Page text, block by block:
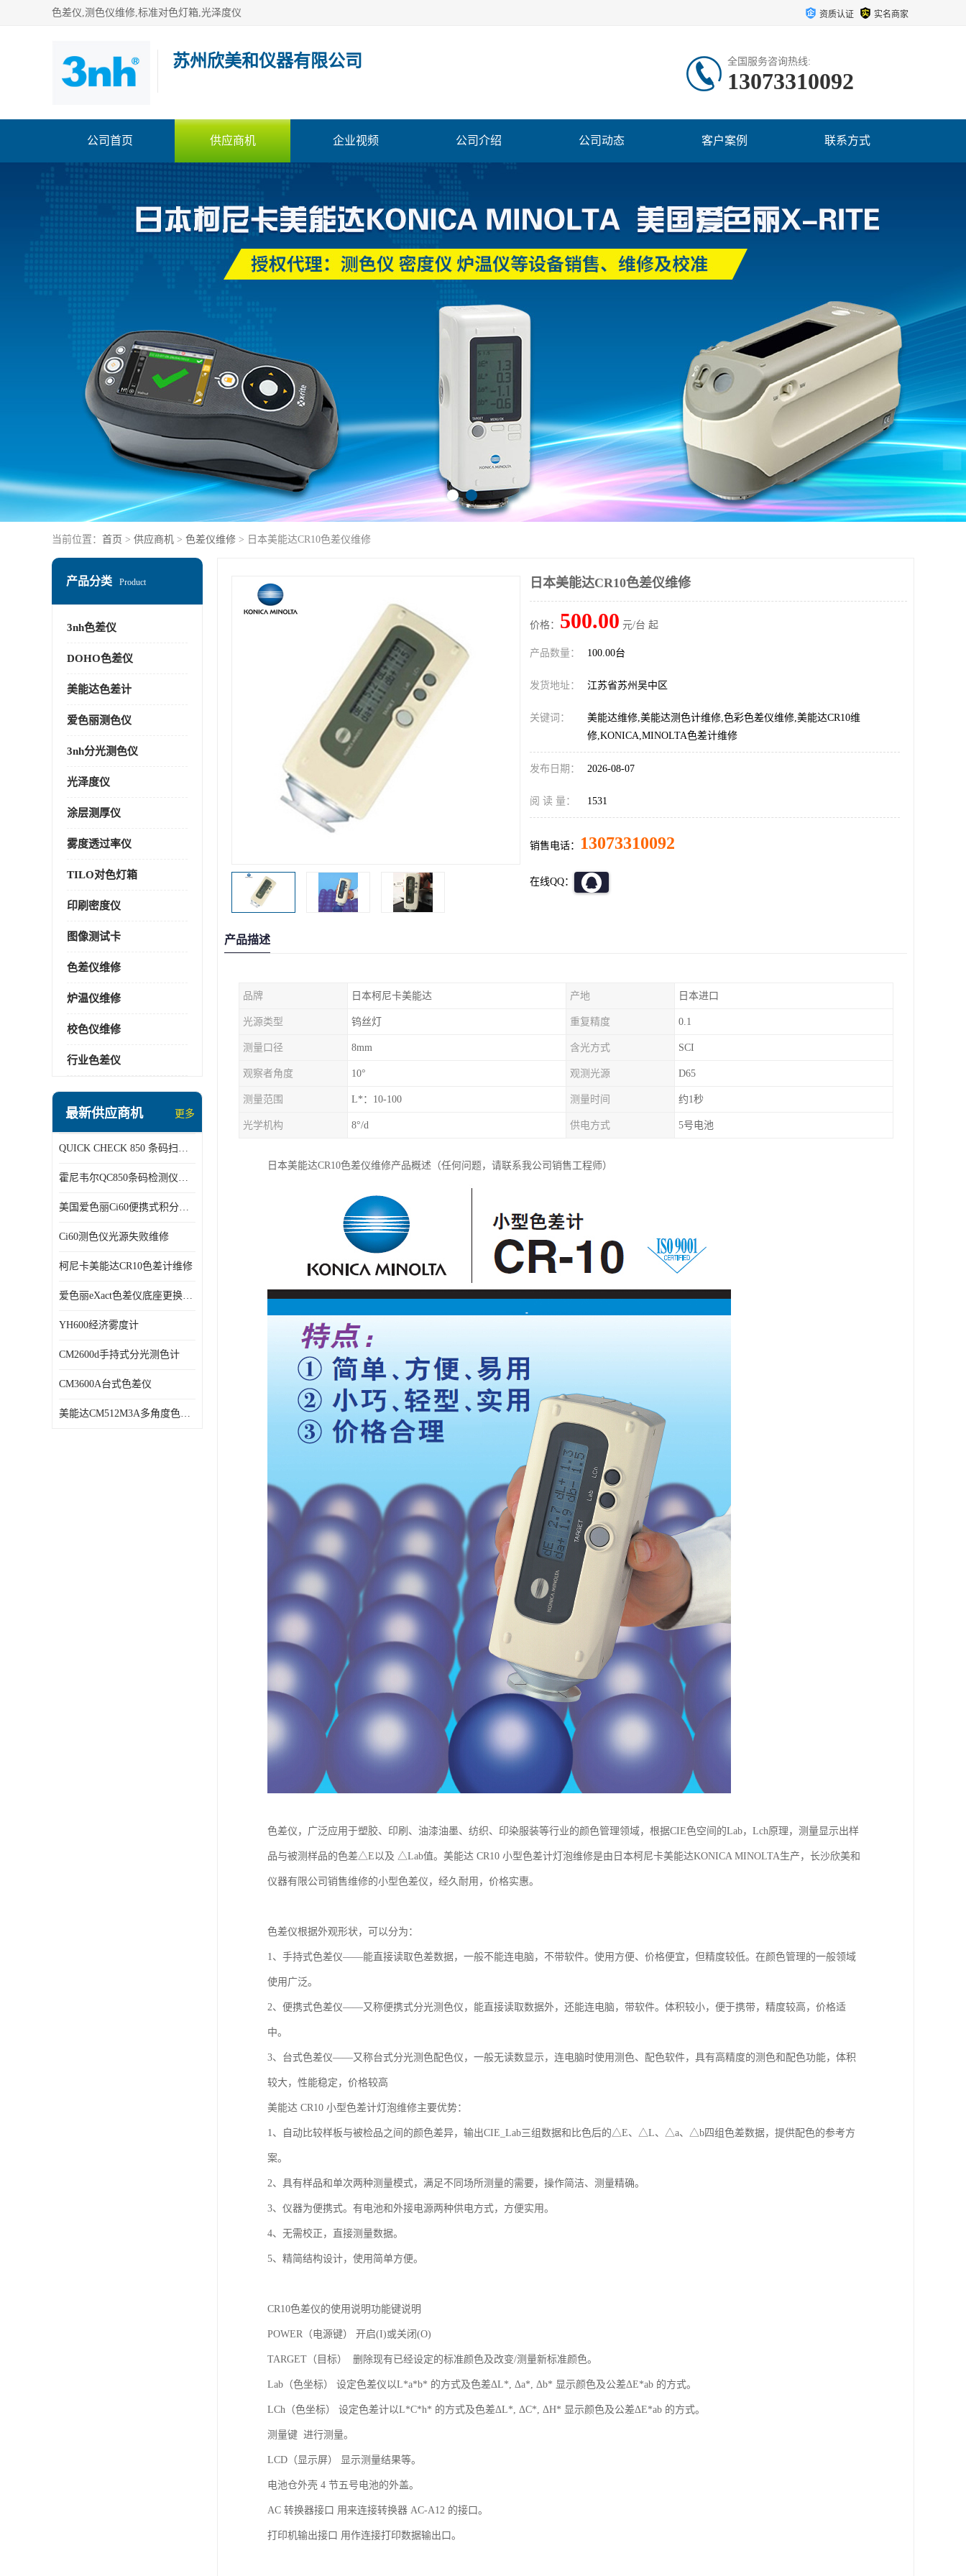
色差仪,测色仪维修,标准对色灯箱,光泽度仪 资质认证 实名商家
苏州欣美和仪器有限公司 全国服务咨询热线:
13073310092
公司首页 供应商机 企业视频 公司介绍 公司动态 客户案例 联系方式
当前位置： 首页 > 供应商机 > 色差仪维修 > 日本美能达CR10色差仪维修
产品分类 Product
3nh色差仪
DOHO色差仪
美能达色差计
爱色丽测色仪
3nh分光测色仪
光泽度仪
涂层测厚仪
雾度透过率仪
TILO对色灯箱
印刷密度仪
图像测试卡
色差仪维修
炉温仪维修
校色仪维修
行业色差仪
最新供应商机 更多
QUICK CHECK 850 条码扫描仪维修
霍尼韦尔QC850条码检测仪维修
美国爱色丽Ci60便携式积分球分光光度仪
Ci60测色仪光源失败维修
柯尼卡美能达CR10色差计维修
爱色丽eXact色差仪底座更换维修
YH600经济雾度计
CM2600d手持式分光测色计
CM3600A台式色差仪
美能达CM512M3A多角度色差仪维修
日本美能达CR10色差仪维修
价格： 500.00 元/台 起
产品数量： 100.00台
发货地址： 江苏省苏州吴中区
关键词：
美能达维修,美能达测色计维修,色彩色差仪维修,美能达CR10维
修,KONICA,MINOLTA色差计维修
发布日期： 2026-08-07
阅 读 量： 1531
销售电话： 13073310092
在线QQ：
产品描述
品牌 日本柯尼卡美能达 产地 日本进口
光源类型 钨丝灯 重复精度 0.1
测量口径 8mm 含光方式 SCI
观察者角度 10° 观测光源 D65
测量范围 L*：10-100 测量时间 约1秒
光学机构 8°/d 供电方式 5号电池
日本美能达CR10色差仪维修产品概述（任何问题，请联系我公司销售工程师）
色差仪，广泛应用于塑胶、印刷、油漆油墨、纺织、印染服装等行业的颜色管理领域，根据CIE色空间的Lab，Lch原理，测量显示出样
品与被测样品的色差△E以及 △Lab值。美能达 CR10 小型色差计灯泡维修是由日本柯尼卡美能达KONICA MINOLTA生产，长沙欣美和
仪器有限公司销售维修的小型色差仪，经久耐用，价格实惠。
色差仪根据外观形状，可以分为：
1、手持式色差仪——能直接读取色差数据，一般不能连电脑，不带软件。使用方便、价格便宜，但精度较低。在颜色管理的一般领域
使用广泛。
2、便携式色差仪——又称便携式分光测色仪，能直接读取数据外，还能连电脑，带软件。体积较小，便于携带，精度较高，价格适
中。
3、台式色差仪——又称台式分光测色配色仪，一般无读数显示，连电脑时使用测色、配色软件，具有高精度的测色和配色功能，体积
较大，性能稳定，价格较高
美能达 CR10 小型色差计灯泡维修主要优势：
1、自动比较样板与被检品之间的颜色差异，输出CIE_Lab三组数据和比色后的△E、△L、△a、△b四组色差数据，提供配色的参考方
案。
2、具有样品和单次两种测量模式，满足不同场所测量的需要，操作简洁、测量精确。
3、仪器为便携式。有电池和外接电源两种供电方式，方便实用。
4、无需校正，直接测量数据。
5、精简结构设计，使用简单方便。
CR10色差仪的使用说明功能键说明
POWER（电源键） 开启(I)或关闭(O)
TARGET（目标） 删除现有已经设定的标准颜色及改变/测量新标准颜色。
Lab（色坐标） 设定色差仪以L*a*b* 的方式及色差ΔL*, Δa*, Δb* 显示颜色及公差ΔE*ab 的方式。
LCh（色坐标） 设定色差计以L*C*h* 的方式及色差ΔL*, ΔC*, ΔH* 显示颜色及公差ΔE*ab 的方式。
测量键 进行测量。
LCD（显示屏） 显示测量结果等。
电池仓外壳 4 节五号电池的外盖。
AC 转换器接口 用来连接转换器 AC-A12 的接口。
打印机输出接口 用作连接打印数据输出口。